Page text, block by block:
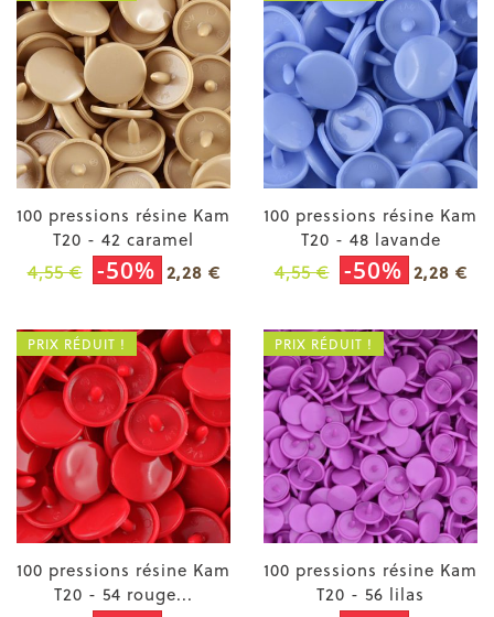
100 pressions résine Kam
T20 - 42 caramel
4,55 € -50% 2,28 €
100 pressions résine Kam
T20 - 48 lavande
4,55 € -50% 2,28 €
100 pressions résine Kam
T20 - 54 rouge...
PRIX RÉDUIT !
100 pressions résine Kam
T20 - 56 lilas
PRIX RÉDUIT !